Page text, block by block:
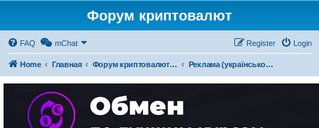
Форум криптовалют
FAQ mChat Login
Register
Home Главная Форум криптовалют українською Реклама (українською)